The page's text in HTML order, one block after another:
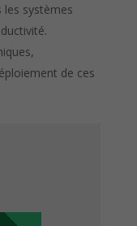
les systèmes
de ces